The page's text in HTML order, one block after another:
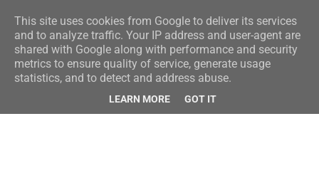
This site uses cookies from Google to deliver its services
and to analyze traffic. Your IP address and user-agent are
shared with Google along with performance and security
metrics to ensure quality of service, generate usage
statistics, and to detect and address abuse.
LEARN MORE GOT IT